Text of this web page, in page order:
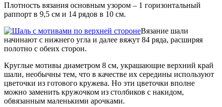
Плотность вязания основным узором – 1 горизонтальный
раппорт в 9,5 см и 14 рядов в 10 см.
Вязание шали
начинают с нижнего угла и далее вяжут 84 ряда, расширяя
полотно с обеих сторон.
Круглые мотивы диаметром 8 см, украшающие верхний край
шали, необычны тем, что в качестве их середины используют
цветочки из готового кружева. Но эти цветочки вполне
можно заменить кружочком из столбиков с накидом,
обвязанным маленькими арочками.